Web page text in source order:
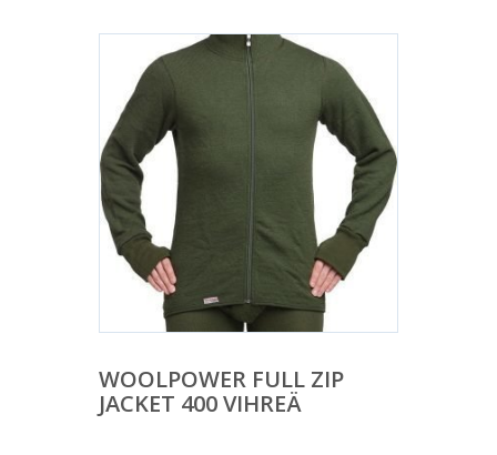
WOOLPOWER FULL ZIP
JACKET 400 VIHREÄ